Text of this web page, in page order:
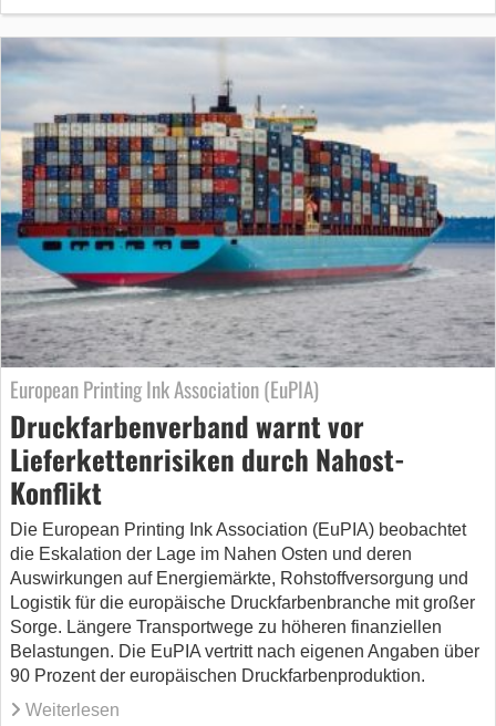
European Printing Ink Association (EuPIA)
Druckfarbenverband warnt vor
Lieferkettenrisiken durch Nahost-
Konflikt
Die European Printing Ink Association (EuPIA) beobachtet
die Eskalation der Lage im Nahen Osten und deren
Auswirkungen auf Energiemärkte, Rohstoffversorgung und
Logistik für die europäische Druckfarbenbranche mit großer
Sorge. Längere Transportwege zu höheren finanziellen
Belastungen. Die EuPIA vertritt nach eigenen Angaben über
90 Prozent der europäischen Druckfarbenproduktion.
Weiterlesen